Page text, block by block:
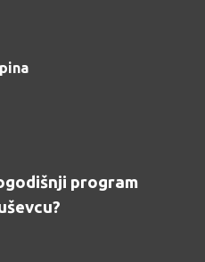
program